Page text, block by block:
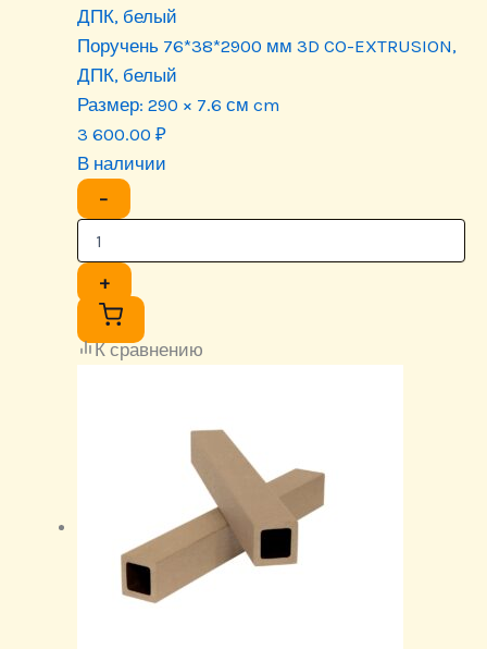
ДПК, белый
Поручень 76*38*2900 мм 3D CO-EXTRUSION,
ДПК, белый
Размер: 290 × 7.6 см cm
3 600.00 ₽
В наличии
−
+
К сравнению